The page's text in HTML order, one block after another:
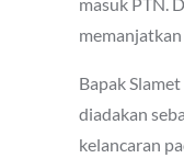
memanjatkan
Bapak
diadakan
kelancaran